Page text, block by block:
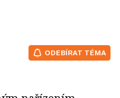
ODEBÍRAT TÉMA